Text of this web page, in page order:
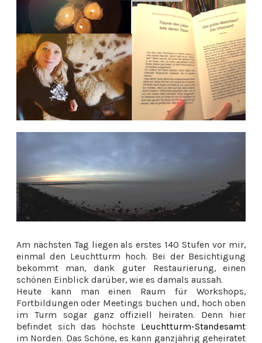
Am nächsten Tag liegen als erstes 140 Stufen vor mir,
einmal den Leuchtturm hoch. Bei der Besichtigung
bekommt man, dank guter Restaurierung, einen
schönen Einblick darüber, wie es damals aussah.
Heute kann man einen Raum für Workshops,
Fortbildungen oder Meetings buchen und, hoch oben
im Turm sogar ganz offiziell heiraten. Denn hier
befindet sich das höchste Leuchtturm-Standesamt
im Norden. Das Schöne, es kann ganzjährig geheiratet